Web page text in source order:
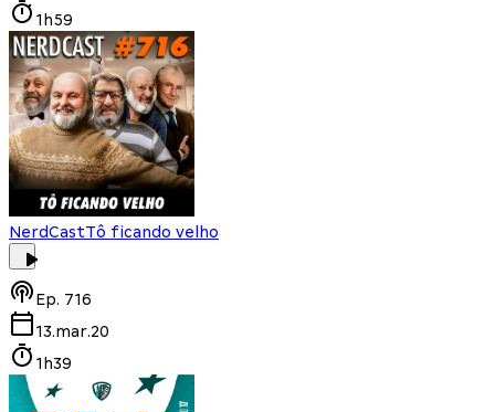
1h59
NerdCastTô ficando velho
Ep. 716
13.mar.20
1h39